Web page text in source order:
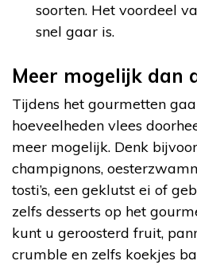
soorten. Het voordeel
snel gaar is.
Meer mogelijk dan
Tijdens het gourmetten
hoeveelheden vlees
meer mogelijk. Denk
champignons,
tosti’s, een geklutst ei of
zelfs desserts op het
kunt u geroosterd fruit,
crumble en zelfs koekjes